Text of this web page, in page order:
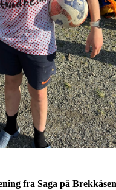
fra Saga på